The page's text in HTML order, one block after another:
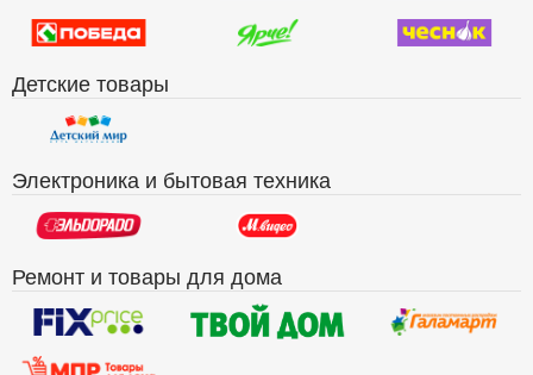
Детские товары
Электроника и бытовая техника
Ремонт и товары для дома